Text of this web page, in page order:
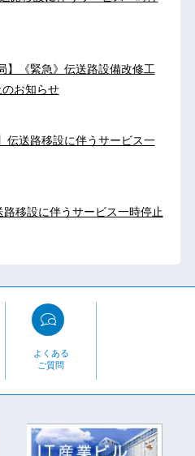
】《緊急》伝送路設備改修工
お知らせ
伝送路移設に伴うサービス一
移設に伴うサービス一時停止
よくある
ご質問